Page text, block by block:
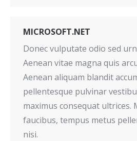
MICROSOFT.NET
Donec vulputate odio sed
Aenean vitae magna quis
Aenean aliquam blandit
pellentesque pulvinar
maximus consequat ultrices.
faucibus, tempus metus
nisi.